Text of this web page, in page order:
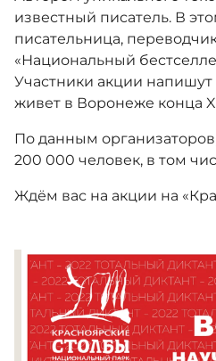
известный писатель. В
писательница,
«Национальный
Участники акции напишут
живет в Воронеже конца
По данным
200 000 человек, в том
Ждём вас на акции на